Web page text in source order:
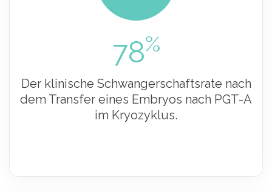
78%
Der klinische Schwangerschaftsrate nach
dem Transfer eines Embryos nach PGT-A
im Kryozyklus.